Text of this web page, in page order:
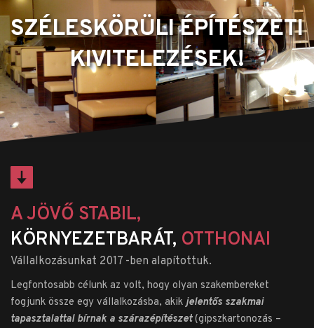
SZÉLESKÖRÜLI ÉPÍTÉSZETI
KIVITELEZÉSEK!
KÖRNYEZETBARÁT, OTTHONAI
Vállalkozásunkat 2017 -ben alapítottuk.
Legfontosabb célunk az volt, hogy olyan szakembereket
fogjunk össze egy vállalkozásba, akik jelentős szakmai
tapasztalattal bírnak a szárazépítészet (gipszkartonozás –